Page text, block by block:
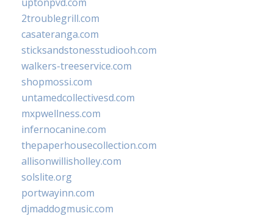
2troublegrill.com
casateranga.com
sticksandstonesstudiooh.com
walkers-treeservice.com
shopmossi.com
untamedcollectivesd.com
mxpwellness.com
infernocanine.com
thepaperhousecollection.com
allisonwillisholley.com
solslite.org
portwayinn.com
djmaddogmusic.com